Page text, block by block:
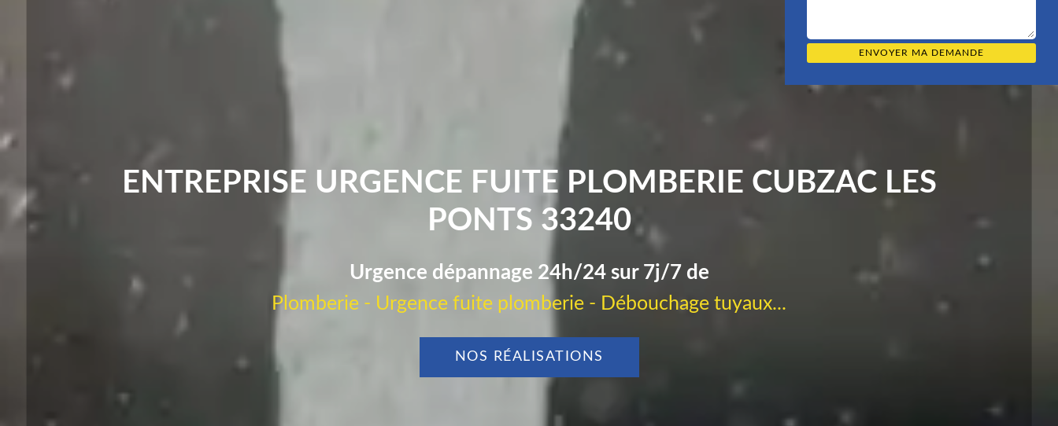
ENTREPRISE URGENCE FUITE PLOMBERIE CUBZAC LES
PONTS 33240
Urgence dépannage 24h/24 sur 7j/7 de
Plomberie - Urgence fuite plomberie - Débouchage tuyaux...
NOS RÉALISATIONS